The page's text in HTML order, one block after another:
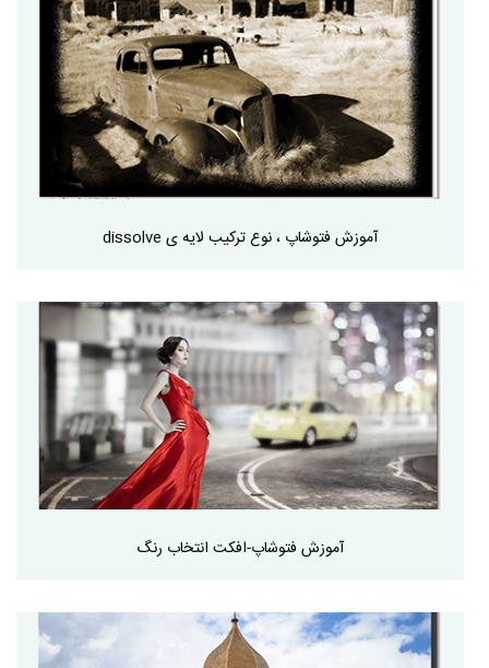
آموزش فتوشاپ ، نوع ترکیب لایه ی dissolve
آموزش فتوشاپ-افکت انتخاب رنگ